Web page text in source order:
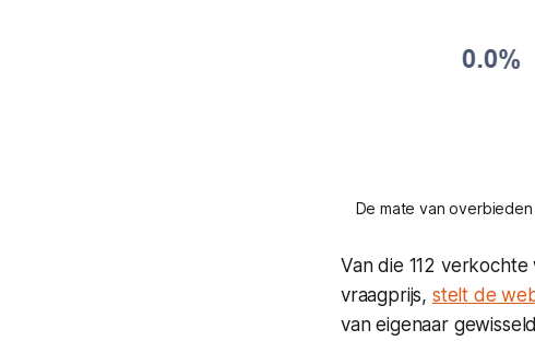
De mate van
Van die 112
vraagprijs, stelt de
van eigenaar